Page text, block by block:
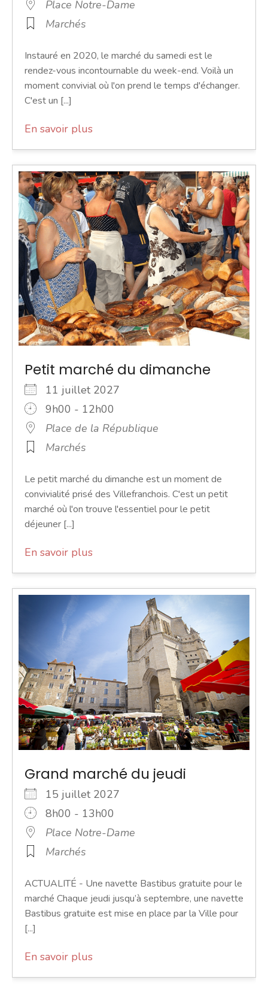
Place Notre-Dame
Marchés
Instauré en 2020, le marché du samedi est le
rendez-vous incontournable du week-end. Voilà un
moment convivial où l'on prend le temps d'échanger.
C'est un [...]
En savoir plus
Petit marché du dimanche
11 juillet 2027
9h00 - 12h00
Place de la République
Marchés
Le petit marché du dimanche est un moment de
convivialité prisé des Villefranchois. C'est un petit
marché où l'on trouve l'essentiel pour le petit
déjeuner [...]
En savoir plus
Grand marché du jeudi
15 juillet 2027
8h00 - 13h00
Place Notre-Dame
Marchés
ACTUALITÉ - Une navette Bastibus gratuite pour le
marché Chaque jeudi jusqu’à septembre, une navette
Bastibus gratuite est mise en place par la Ville pour
[...]
En savoir plus